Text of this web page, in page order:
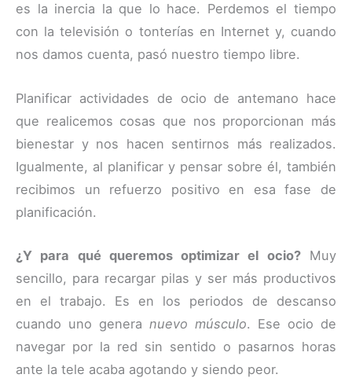
es la inercia la que lo hace. Perdemos el tiempo
con la televisión o tonterías en Internet y, cuando
nos damos cuenta, pasó nuestro tiempo libre.
Planificar actividades de ocio de antemano hace
que realicemos cosas que nos proporcionan más
bienestar y nos hacen sentirnos más realizados.
Igualmente, al planificar y pensar sobre él, también
recibimos un refuerzo positivo en esa fase de
planificación.
¿Y para qué queremos optimizar el ocio?Muy
sencillo, para recargar pilas y ser más productivos
en el trabajo. Es en los periodos de descanso
cuando uno genera nuevo músculo. Ese ocio de
navegar por la red sin sentido o pasarnos horas
ante la tele acaba agotando y siendo peor.